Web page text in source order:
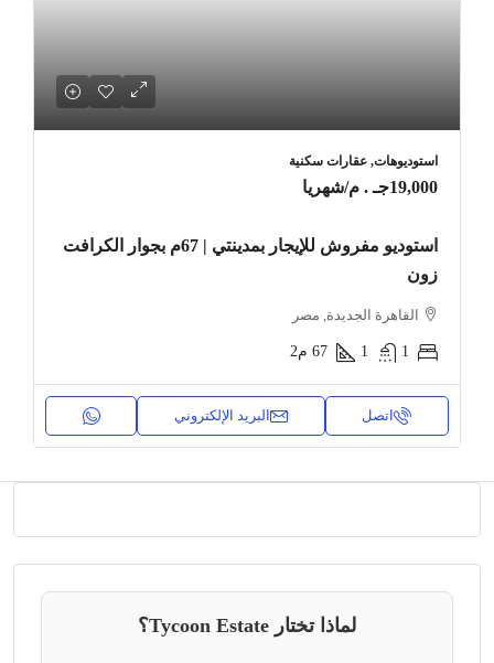
استوديوهات, عقارات سكنية
19,000جـ . م /شهريا
استوديو مفروش للإيجار بمدينتي | 67م بجوار الكرافت
زون
القاهرة الجديدة, مصر
1
1
67 م2
اتصل البريد الإلكتروني
لماذا تختار Tycoon Estate؟